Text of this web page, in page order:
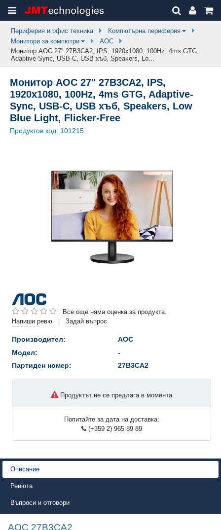
Периферия и офис техника
Компютърна периферия
Монитори за компютри
AOC
Монитор AOC 27" 27B3CA2, IPS, 1920x1080, 100Hz, 4ms GTG,
Adaptive-Sync, USB-C, USB хъб, Speakers, Lo...
Монитор AOC 27" 27B3CA2, IPS,
1920x1080, 100Hz, 4ms GTG, Adaptive-
Sync, USB-C, USB хъб, Speakers, Low
Blue Light, Flicker-Free
Продуктов код: 101215
Все още няма оценка за продукта.
Напиши ревю
| Задай въпрос
Производител:
AOC
Модел:
-
Партиден номер:
27B3CA2
Продуктът не се предлага в момента
Попитайте за дата на доставка:
(+359 2) 965 89 89
Описание
Ревюта
Въпроси и отговори
AOC 27B3CA2